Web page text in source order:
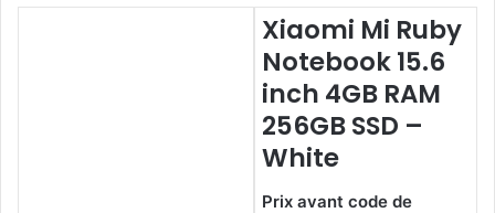
Xiaomi Mi Ruby
Notebook 15.6
inch 4GB RAM
256GB SSD –
White
Prix avant code de